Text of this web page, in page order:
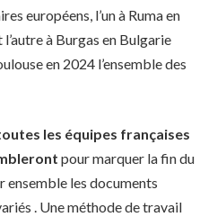
européens, l’un à Ruma en
à Burgas en Bulgarie
en 2024 l’ensemble des
les équipes françaises
pour marquer la fin du
ensemble les documents
. Une méthode de travail